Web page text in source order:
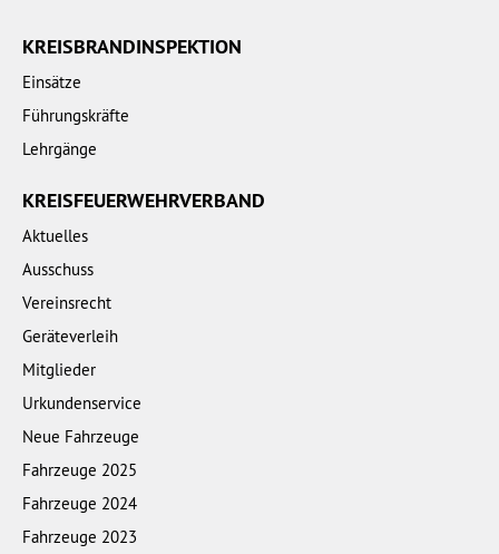
KREISBRANDINSPEKTION
Einsätze
Führungskräfte
Lehrgänge
KREISFEUERWEHRVERBAND
Aktuelles
Ausschuss
Vereinsrecht
Geräteverleih
Mitglieder
Urkundenservice
Neue Fahrzeuge
Fahrzeuge 2025
Fahrzeuge 2024
Fahrzeuge 2023